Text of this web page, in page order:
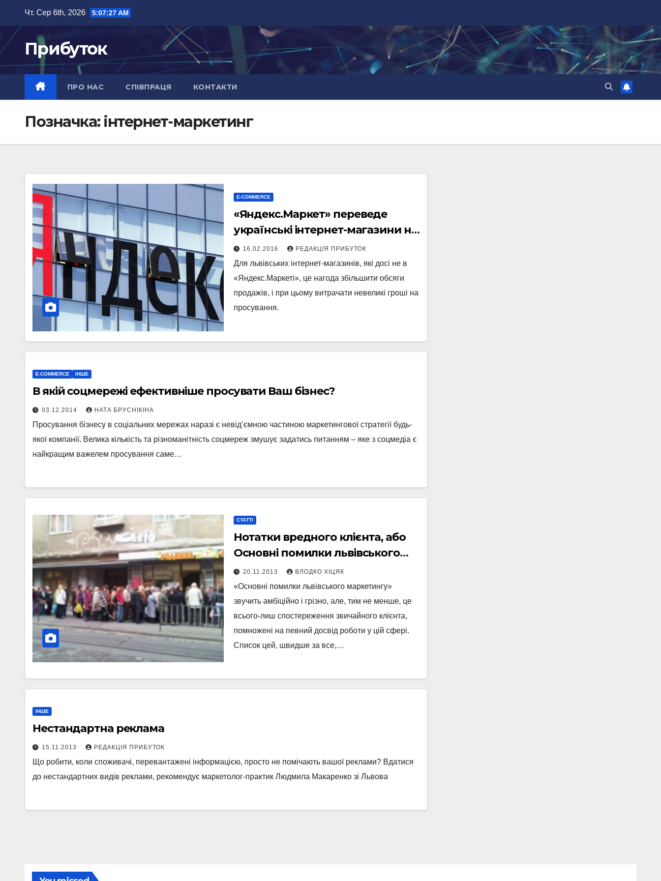
вмісту
Чт. Сер 6th, 2026 5:07:28 AM
Прибуток
ПРО НАС СПІВПРАЦЯ КОНТАКТИ
Позначка: інтернет-маркетинг
E-COMMERCE
«Яндекс.Маркет» переведе
українські інтернет-магазини на
абонплату
16.02.2016 РЕДАКЦІЯ ПРИБУТОК
Для львівських інтернет-магазинів, які досі не в
«Яндекс.Маркеті», це нагода збільшити обсяги
продажів, і при цьому витрачати невеликі гроші на
просування.
E-COMMERCE ІНШЕ
В якій соцмережі ефективніше просувати Ваш бізнес?
03.12.2014 НАТА БРУСНІКІНА
Просування бізнесу в соціальних мережах наразі є невід’ємною частиною маркетингової стратегії будь-
якої компанії. Велика кількість та різноманітність соцмереж змушує задатись питанням – яке з соцмедіа є
найкращим важелем просування саме…
СТАТТІ
Нотатки вредного клієнта, або
Основні помилки львівського
бізнесу
20.11.2013 ВЛОДКО ХІЦЯК
«Основні помилки львівського маркетингу»
звучить амбіційно і грізно, але, тим не менше, це
всього-лиш спостереження звичайного клієнта,
помножені на певний досвід роботи у цій сфері.
Список цей, швидше за все,…
ІНШЕ
Нестандартна реклама
15.11.2013 РЕДАКЦІЯ ПРИБУТОК
Що робити, коли споживачі, перевантажені інформацією, просто не помічають вашої реклами? Вдатися
до нестандартних видів реклами, рекомендує маркетолог-практик Людмила Макаренко зі Львова